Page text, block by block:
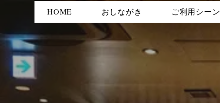
HOME おしながき ご利用シーン